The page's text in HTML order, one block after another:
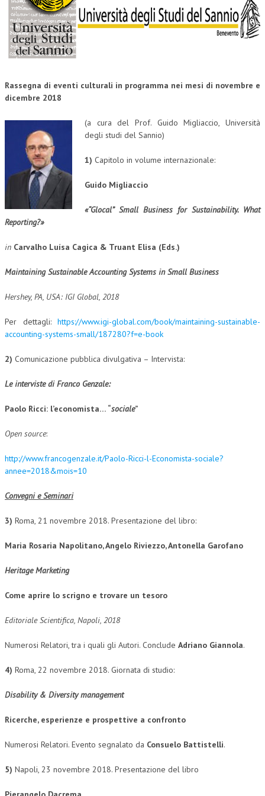
CORSI CE.S.E.D.
ARCHIVIO CORSI 2015
DIVENTA SOCIO
BROCHURE CE.S.E.D.
LA RIVISTA
COMITATO SCIENTIFICO
COMITATO EDITORIALE
REDAZIONE
PEER REVIEW
CODICE ETICO
CORPORATE SOCIAL RESPONSIBILITY
TREASURY IN FINANCIAL SERVICES
L’UMANISTA
DIRITTO
DIRITTO PENALE D’IMPRESA
DIRITTO DEL LAVORO
FISCO
DIRITTO TRIBUTARIO
FISCALITÀ INTERNAZIONALE
TAX RISK MANAGEMENT
Rassegna di eventi culturali in programma nei mesi di novembre e
dicembre 2018
(a cura del Prof. Guido Migliaccio, Università
degli studi del Sannio)
1) Capitolo in volume internazionale:
Guido Migliaccio
«“Glocal” Small Business for Sustainability. What
Reporting?»
in Carvalho Luísa Cagica & Truant Elisa (Eds.)
Maintaining Sustainable Accounting Systems in Small Business
Hershey, PA, USA: IGI Global, 2018
Per dettagli: https://www.igi-global.com/book/maintaining-sustainable-
accounting-systems-small/187280?f=e-book
2) Comunicazione pubblica divulgativa – Intervista:
Le interviste di Franco Genzale:
Paolo Ricci: l’economista… “sociale”
Open source:
http://www.francogenzale.it/Paolo-Ricci-l-Economista-sociale?
annee=2018&mois=10
Convegni e Seminari
3) Roma, 21 novembre 2018. Presentazione del libro:
Maria Rosaria Napolitano, Angelo Riviezzo, Antonella Garofano
Heritage Marketing
Come aprire lo scrigno e trovare un tesoro
Editoriale Scientifica, Napoli, 2018
Numerosi Relatori, tra i quali gli Autori. Conclude Adriano Giannola.
4) Roma, 22 novembre 2018. Giornata di studio:
Disability & Diversity management
Ricerche, esperienze e prospettive a confronto
Numerosi Relatori. Evento segnalato da Consuelo Battistelli.
5) Napoli, 23 novembre 2018. Presentazione del libro